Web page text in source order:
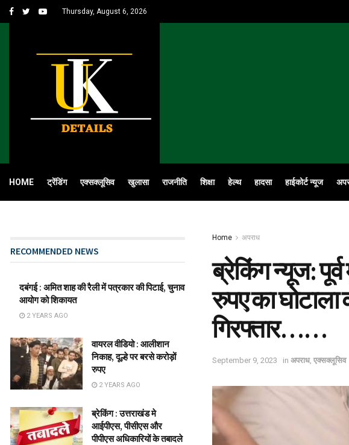
Thursday, August 6, 2026
HOME ट्रेंडिंग एक्सक्लूसिव खुलासा राजनीति शिक्षा हेल्थ हादसा हाईकोर्ट न्यूज
Home अपराध
ब्रेकिंग न्यूज:
रुपए का
गिरफ्तार……
September 9, 2023 in अपराध, एक्सक्लूसिव
RECOMMENDED NEWS
दबंगई : अमित शाह की रैली में पत्रकार की पिटाई, चुनाव
आयोग को शिकायत
2 YEARS AGO
वायरल वीडियो : आलीशान
निकाह, दूल्हे पर बरसे करोड़ों
रुपए
2 YEARS AGO
ब्रेकिंग : उत्तराखंड मे
आईपीएस, पीसीएस और
पीपीएस अधिकारियों के तबादले